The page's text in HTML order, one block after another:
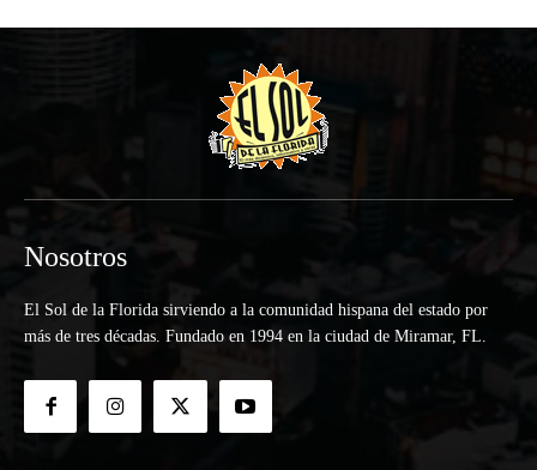
Nosotros
El Sol de la Florida sirviendo a la comunidad hispana del estado por
más de tres décadas. Fundado en 1994 en la ciudad de Miramar, FL.